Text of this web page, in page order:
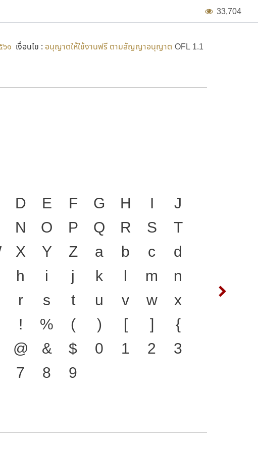
33,704
๖๑ เงื่อนไข : อนุญาตให้ใช้งานฟรี ตามสัญญาอนุญาต OFL 1.1
D E F G H I
J
N O P Q R S
T
X Y Z a b c
d
h i j k m
n
r s t u v w
x
! % ( ) [ ]
{
@ & $ 0 1 2
3
7 8 9
ครื่องมือสำคัญที่ทำให้ความ
รงอยู่ได้ ภาษา คือ สะพาน
ของชนชาติ จากอดีตสู่ปัจจุบัน
เครื่องมือสำคัญที่ทำให้ภาษา
แบบตัวพิมพ์ที่พัฒนาทันกระแส
ปลง คือ โครงสร้างแกร่งของ
อมตัวตนของชาติ จากปัจจุบัน
ห